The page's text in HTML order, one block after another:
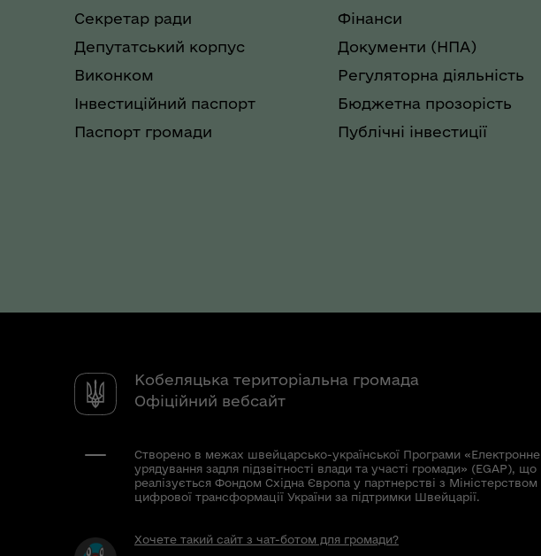
Секретар ради
Депутатський корпус
Виконком
Інвестиційний паспорт
Паспорт громади
Фінанси
Документи (НПА)
Регуляторна діяльність
Бюджетна прозорість
Публічні інвестиції
Кобеляцька територіальна громада
Офіційний вебсайт
Створено в межах швейцарсько-української Програми «Електронне
урядування задля підзвітності влади та участі громади» (EGAP), що
реалізується Фондом Східна Європа у партнерстві з Міністерством
цифрової трансформації України за підтримки Швейцарії.
Хочете такий сайт з чат-ботом для громади?